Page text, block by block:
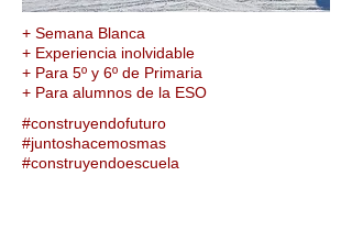
+ Semana Blanca
+ Experiencia inolvidable
+ Para 5º y 6º de Primaria
+ Para alumnos de la ESO
#construyendofuturo
#juntoshacemosmas
#construyendoescuela